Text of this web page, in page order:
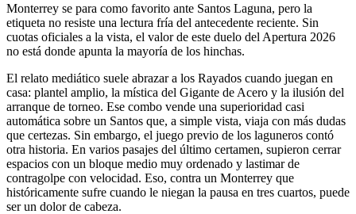
Monterrey se para como favorito ante Santos Laguna, pero la
etiqueta no resiste una lectura fría del antecedente reciente. Sin
cuotas oficiales a la vista, el valor de este duelo del Apertura 2026
no está donde apunta la mayoría de los hinchas.
El relato mediático suele abrazar a los Rayados cuando juegan en
casa: plantel amplio, la mística del Gigante de Acero y la ilusión del
arranque de torneo. Ese combo vende una superioridad casi
automática sobre un Santos que, a simple vista, viaja con más dudas
que certezas. Sin embargo, el juego previo de los laguneros contó
otra historia. En varios pasajes del último certamen, supieron cerrar
espacios con un bloque medio muy ordenado y lastimar de
contragolpe con velocidad. Eso, contra un Monterrey que
históricamente sufre cuando le niegan la pausa en tres cuartos, puede
ser un dolor de cabeza.